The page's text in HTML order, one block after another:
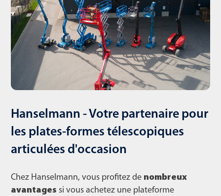
Hanselmann - Votre partenaire pour
les plates-formes télescopiques
articulées d'occasion
Chez Hanselmann, vous profitez de nombreux
avantages si vous achetez une plateforme